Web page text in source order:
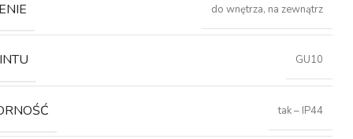
do wnętrza, na zewnątrz
GU10
tak – IP44